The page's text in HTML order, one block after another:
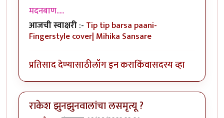
मदनबाण.....
आजची स्वाक्षरी:- Tip tip barsa paani-
Fingerstyle cover| Mihika Sansare
प्रतिसाद देण्यासाठीलॉग इन कराकिंवासदस्य व्हा
राकेश झुनझुनवालांचा लसमृत्यू ?